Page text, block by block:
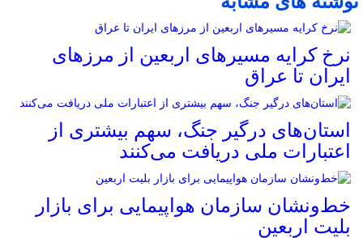
نرخ کرایه مسیرهای اربعین از مرزهای
ایران تا عراق
استان‌های درگیر جنگ، سهم بیشتری از
اعتبارات ملی دریافت می‌کنند
خط‌ونشان سازمان هواپیمایی برای بازار
بلیت اربعین